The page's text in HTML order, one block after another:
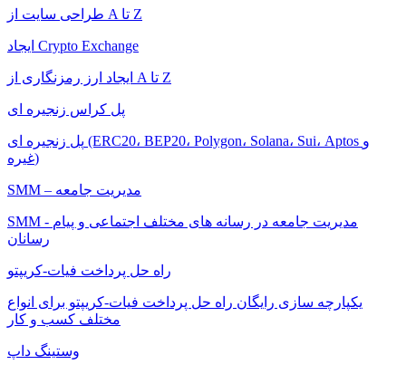
طراحی سایت از A تا Z
ایجاد Crypto Exchange
ایجاد ارز رمزنگاری از A تا Z
پل کراس زنجیره ای
پل زنجیره ای (ERC20، BEP20، Polygon، Solana، Sui، Aptos و
غیره)
SMM – مدیریت جامعه
SMM - مدیریت جامعه در رسانه های مختلف اجتماعی و پیام
رسانان
راه حل پرداخت فیات-کریپتو
یکپارچه سازی رایگان راه حل پرداخت فیات-کریپتو برای انواع
مختلف کسب و کار
وستینگ داپ